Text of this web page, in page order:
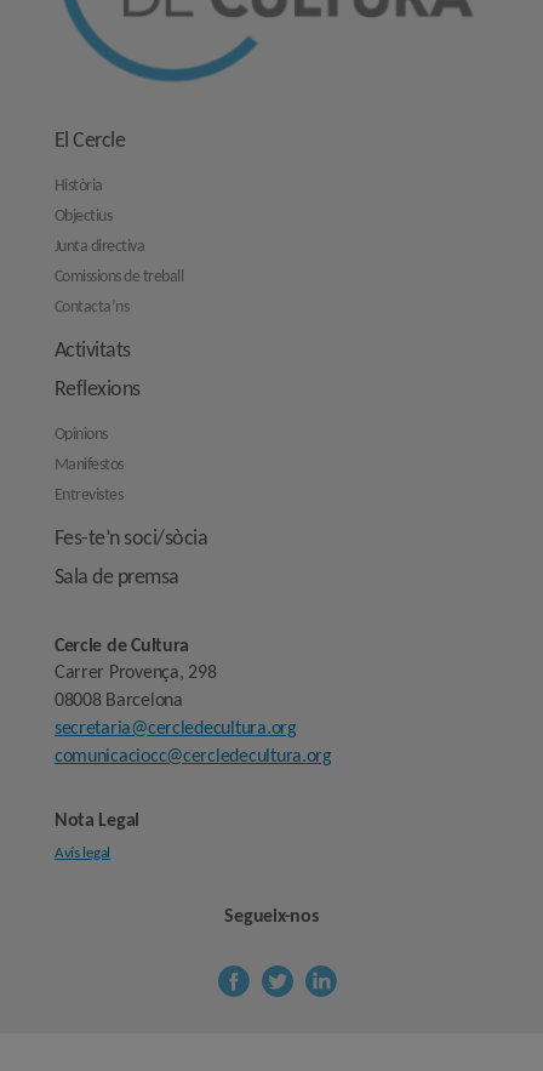
El Cercle
Història
Objectius
Junta directiva
Comissions de treball
Contacta’ns
Activitats
Reflexions
Opinions
Manifestos
Entrevistes
Fes-te’n soci/sòcia
Sala de premsa
Cercle de Cultura
Carrer Provença, 298
08008 Barcelona
secretaria@cercledecultura.org
comunicaciocc@cercledecultura.org
Nota Legal
Avís legal
Segueix-nos